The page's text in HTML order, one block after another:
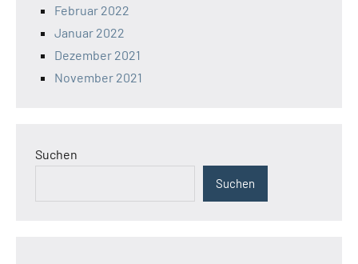
Februar 2022
Januar 2022
Dezember 2021
November 2021
Suchen
Suchen